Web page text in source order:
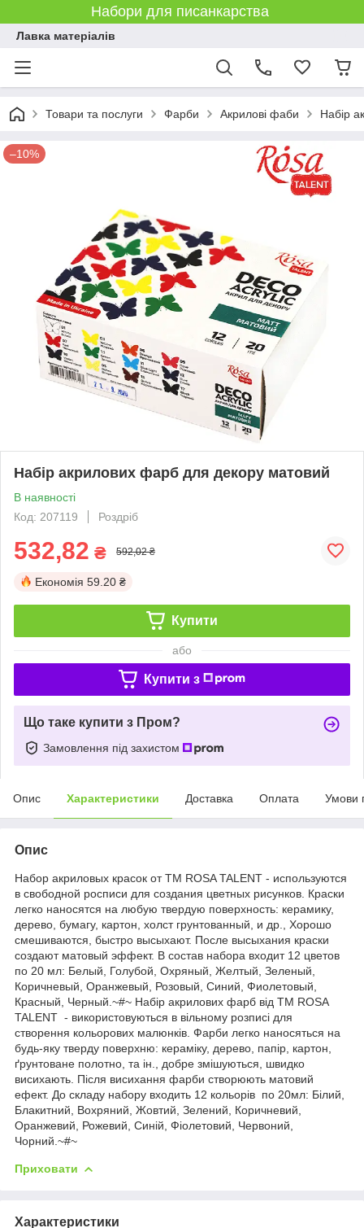
Набори для писанкарства
Лавка матеріалів
Товари та послуги Фарби Акрилові фаби Набір
–10%
Набір акрилових фарб для декору матовий
В наявності
Код: 207119
Роздріб
532,82 ₴ 592,02 ₴
Економія 59.20 ₴
Купити
або
Купити з
Що таке купити з Пром?
Замовлення під захистом
Опис Характеристики Доставка Оплата Умови
Опис
Набор акриловых красок от ТМ ROSA TALENT - используются
в свободной росписи для создания цветных рисунков. Краски
легко наносятся на любую твердую поверхность: керамику,
дерево, бумагу, картон, холст грунтованный, и др., Хорошо
смешиваются, быстро высыхают. После высыхания краски
создают матовый эффект. В состав набора входит 12 цветов
по 20 мл: Белый, Голубой, Охряный, Желтый, Зеленый,
Коричневый, Оранжевый, Розовый, Синий, Фиолетовый,
Красный, Черный.~#~ Набір акрилових фарб від ТМ ROSA
TALENT - використовуються в вільному розписі для
створення кольорових малюнків. Фарби легко наносяться на
будь-яку тверду поверхню: кераміку, дерево, папір, картон,
ґрунтоване полотно, та ін., добре змішуються, швидко
висихають. Після висихання фарби створюють матовий
ефект. До складу набору входить 12 кольорів по 20мл: Білий,
Блакитний, Вохряний, Жовтий, Зелений, Коричневий,
Оранжевий, Рожевий, Синій, Фіолетовий, Червоний,
Чорний.~#~
Приховати
Характеристики